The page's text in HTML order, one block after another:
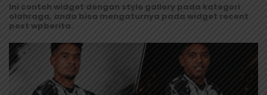
Ini contoh widget dengan style gallery pada kategori
olahraga, anda bisa mengaturnya pada widget recent
post wpberita.